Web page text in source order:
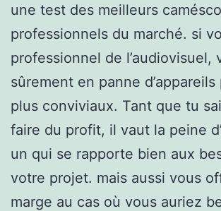
une test des meilleurs
professionnels du marché. si
professionnel de l’audiovisuel,
sûrement en panne
plus conviviaux. Tant que tu
faire du profit, il vaut la peine
un qui se rapporte bien aux
votre projet. mais aussi vous
marge au cas où vous auriez